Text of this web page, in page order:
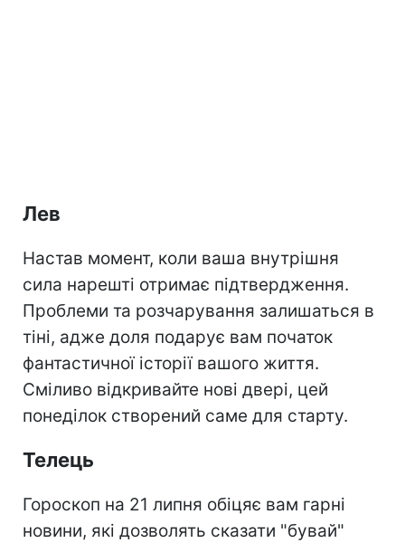
Лев
Настав момент, коли ваша внутрішня
сила нарешті отримає підтвердження.
Проблеми та розчарування залишаться в
тіні, адже доля подарує вам початок
фантастичної історії вашого життя.
Сміливо відкривайте нові двері, цей
понеділок створений саме для старту.
Телець
Гороскоп на 21 липня обіцяє вам гарні
новини, які дозволять сказати "бувай"